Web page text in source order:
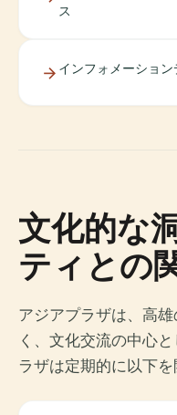
ス
インフォメーショ
文化的な
ティとの
アジアプラザは、高
く、文化交流の中心
ラザは定期的に以下を